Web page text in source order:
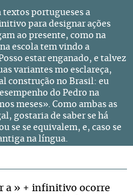
textos portugueses a
para designar ações
ao presente, como na
escola tem vindo a
estar enganado, e talvez
variantes mo esclareça,
construção no Brasil: eu
do Pedro na
meses». Como ambas as
gostaria de saber se há
se se equivalem, e, caso se
na língua.
a » + infinitivo ocorre